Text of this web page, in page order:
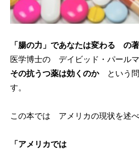
「腸の力」であなたは変わる の
医学博士の デイビッド・パール
その抗うつ薬は効くのかという問
す。
この本では アメリカの現状を述べ
「アメリカでは